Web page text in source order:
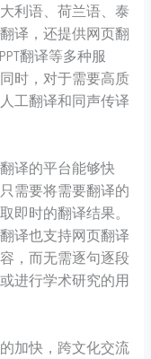
利语、荷兰语、泰
译，还提供网页翻
翻译等多种服
时，对于需要高质
工翻译和同声传译
译的平台能够快
需要将需要翻译的
即时的翻译结果。
译也支持网页翻译
，而无需逐句逐段
进行学术研究的用
加快，跨文化交流